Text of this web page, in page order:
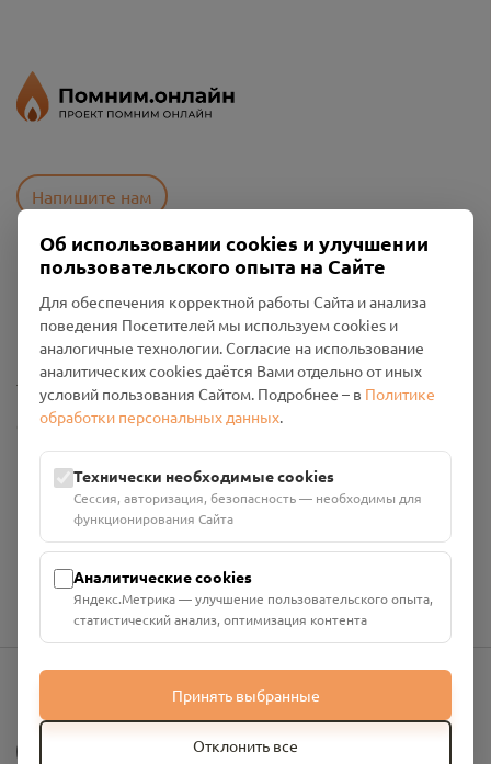
Напишите нам
Политика конфиденциальности
Промо-материалы
Настройки cookies
Общество с ограниченной ответственностью «Смоленский
Проект Помним»
ИНН: 6700029207 ОГРН: 1256700001986
Юридический адрес: 216790, Смоленская область, р-н
Руднянский, г. Рудня, улица Западная, д. 26А, пом. 18
Номер счёта: 40702810901130004287 в АО "АЛЬФА-БАНК"
info@pomnim.online
Об использовании cookies и улучшении
пользовательского опыта на Сайте
Для обеспечения корректной работы Сайта и анализа
поведения Посетителей мы используем cookies и
аналогичные технологии. Согласие на использование
аналитических cookies даётся Вами отдельно от иных
условий пользования Сайтом. Подробнее – в Политике
обработки персональных данных.
Технически необходимые cookies
Сессия, авторизация, безопасность — необходимы для
функционирования Сайта
Аналитические cookies
Яндекс.Метрика — улучшение пользовательского опыта,
статистический анализ, оптимизация контента
Принять выбранные
Отклонить все